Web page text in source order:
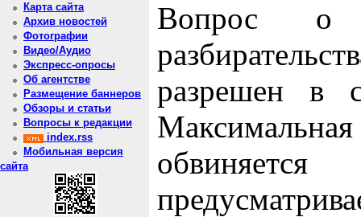
Карта сайта
Архив новостей
Фотографии
Видео/Аудио
Экспресс-опросы
Об агентстве
Размещение баннеров
Обзоры и статьи
Вопросы к редакции
index.rss
Мобильная версия
сайта
Вопрос о
разрешен в
Максимальная